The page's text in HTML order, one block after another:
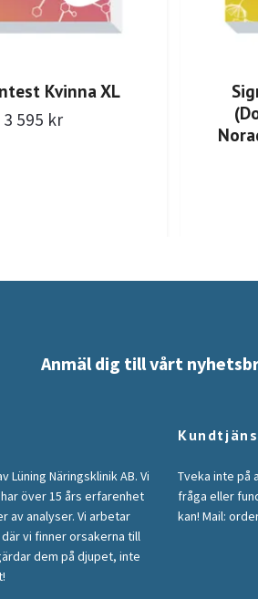
Kvinna XL
3 595 kr
Anmäl dig till vårt
Lüning Näringsklinik AB. Vi
över 15 års erfarenhet
av analyser. Vi arbetar
vi finner orsakerna till
dem på djupet, inte
Tveka inte på
fråga eller
kan! Mail: